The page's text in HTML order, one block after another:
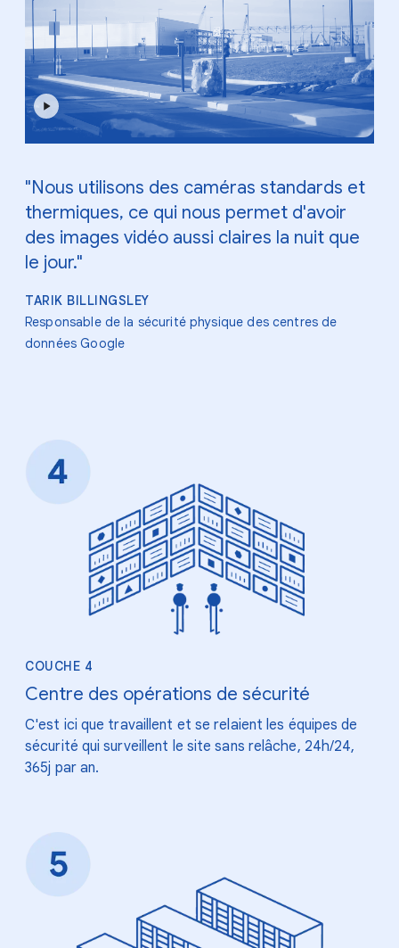
"Nous utilisons des caméras standards et
thermiques, ce qui nous permet d'avoir
des images vidéo aussi claires la nuit que
le jour."
TARIK BILLINGSLEY
Responsable de la sécurité physique des centres de
données Google
COUCHE 4
Centre des opérations de sécurité
C'est ici que travaillent et se relaient les équipes de
sécurité qui surveillent le site sans relâche, 24h/24,
365j par an.